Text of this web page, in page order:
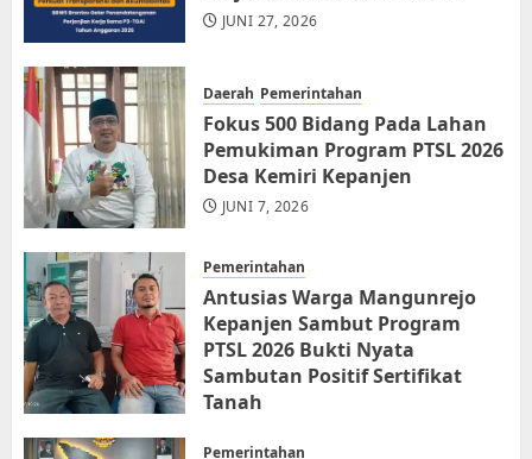
JUNI 27, 2026
Daerah Pemerintahan
Fokus 500 Bidang Pada Lahan
Pemukiman Program PTSL 2026
Desa Kemiri Kepanjen
JUNI 7, 2026
Pemerintahan
Antusias Warga Mangunrejo
Kepanjen Sambut Program
PTSL 2026 Bukti Nyata
Sambutan Positif Sertifikat
Tanah
Pemerintahan